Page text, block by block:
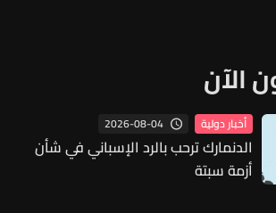
الآن
أخبار دولية 2026-08-04
الدنمارك ترحب بالرد الإسباني في شأن
أزمة سبتة